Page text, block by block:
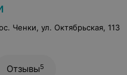
Ченки, ул. Октябрьская, 113
Отзывы5